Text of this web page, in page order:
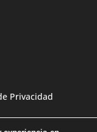
Privacidad